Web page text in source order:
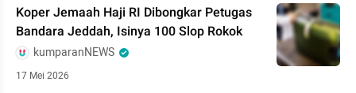
Koper Jemaah Haji RI Dibongkar Petugas
Bandara Jeddah, Isinya 100 Slop Rokok
kumparanNEWS
17 Mei 2026